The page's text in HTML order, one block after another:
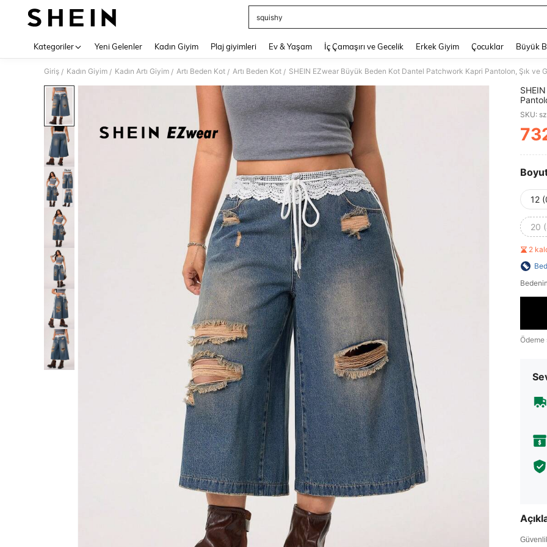
squishy
Kategoriler Yeni Gelenler Kadın Giyim Plaj giyimleri Ev & Yaşam İç Çamaşırı ve Gecelik Erkek Giyim Çocuklar Büyük
Giriş / Kadın Giyim / Kadın Artı Giyim / Artı Beden Kot / Artı Beden Kot / SHEIN EZwear Büyük Beden Kot Dantel Patchwork Kapri Pantolon, Şık ve
SKU:
12
20
2
Ödeme